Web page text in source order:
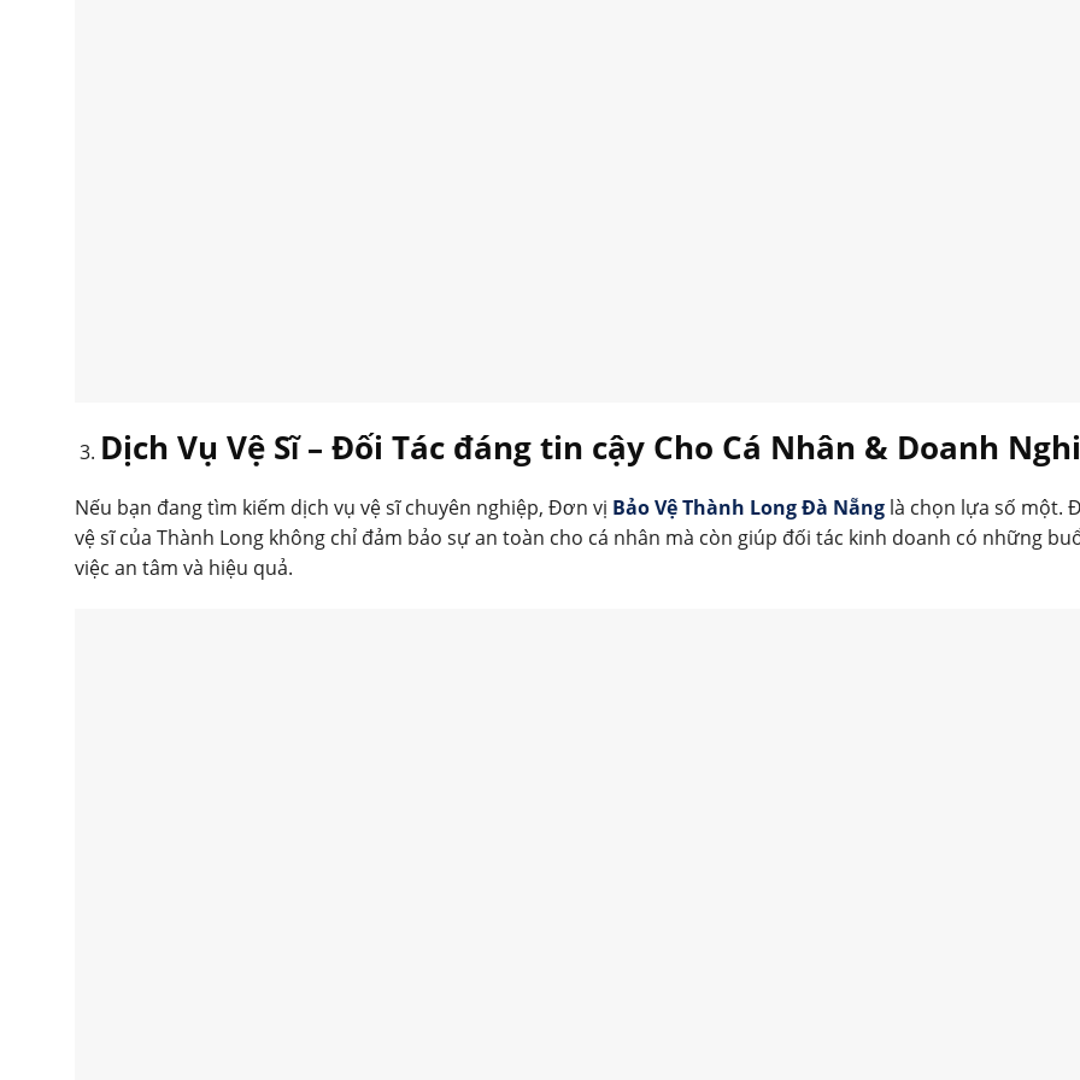
Dịch Vụ Vệ Sĩ – Đối Tác đáng tin cậy Cho Cá Nhân & Doanh
Nếu bạn đang tìm kiếm dịch vụ vệ sĩ chuyên nghiệp, Đơn vị Bảo Vệ Thành Long Đà Nẵng là chọn lựa số một.
vệ sĩ của Thành Long không chỉ đảm bảo sự an toàn cho cá nhân mà còn giúp đối tác kinh doanh có những
việc an tâm và hiệu quả.